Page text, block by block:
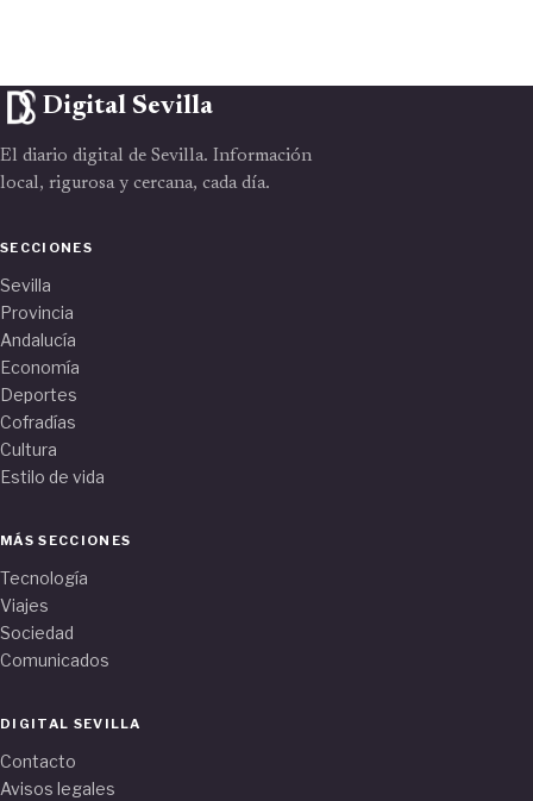
Digital Sevilla
El diario digital de Sevilla. Información
local, rigurosa y cercana, cada día.
SECCIONES
Sevilla
Provincia
Andalucía
Economía
Deportes
Cofradías
Cultura
Estilo de vida
MÁS SECCIONES
Tecnología
Viajes
Sociedad
Comunicados
DIGITAL SEVILLA
Contacto
Avisos legales